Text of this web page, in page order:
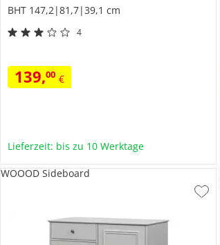
BHT 147,2|81,7|39,1 cm
4
139,00 €
Lieferzeit: bis zu 10 Werktage
WOOOD Sideboard